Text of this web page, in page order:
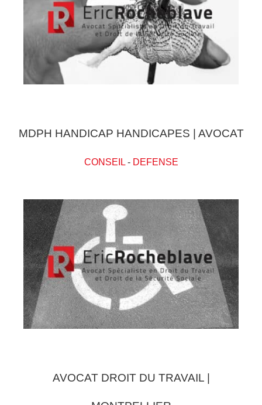
MDPH HANDICAP HANDICAPES | AVOCAT
CONSEIL- DEFENSE
AVOCAT DROIT DU TRAVAIL |